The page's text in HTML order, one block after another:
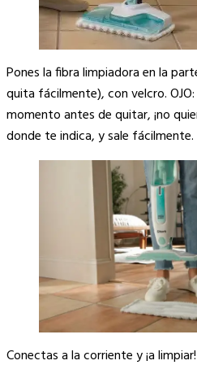
Pones la fibra limpiadora en la
quita fácilmente), con velcro.
momento antes de quitar, ¡no
donde te indica, y sale fácilmente.
Conectas a la corriente y ¡a limpiar!